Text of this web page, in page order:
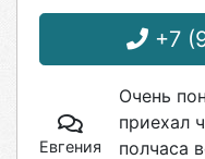
+7
Евгения
Очень
приехал
полчаса